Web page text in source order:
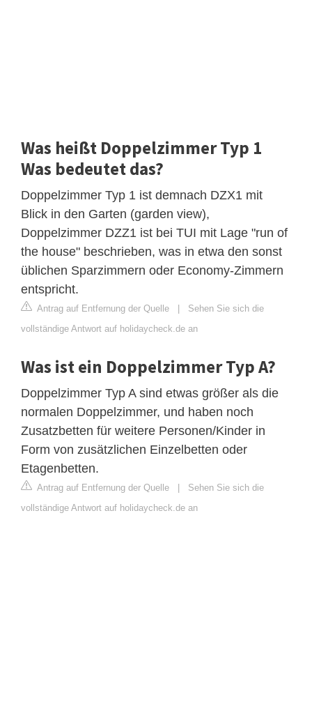
Was heißt Doppelzimmer Typ 1
Was bedeutet das?
Doppelzimmer Typ 1 ist demnach DZX1 mit
Blick in den Garten (garden view),
Doppelzimmer DZZ1 ist bei TUI mit Lage "run of
the house" beschrieben, was in etwa den sonst
üblichen Sparzimmern oder Economy-Zimmern
entspricht.
Antrag auf Entfernung der Quelle
Sehen Sie sich die
vollständige Antwort auf holidaycheck.de an
Was ist ein Doppelzimmer Typ A?
Doppelzimmer Typ A sind etwas größer als die
normalen Doppelzimmer, und haben noch
Zusatzbetten für weitere Personen/Kinder in
Form von zusätzlichen Einzelbetten oder
Etagenbetten.
Antrag auf Entfernung der Quelle
Sehen Sie sich die
vollständige Antwort auf holidaycheck.de an